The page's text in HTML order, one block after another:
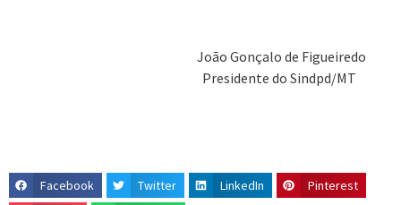
João Gonçalo de Figueiredo
Presidente do Sindpd/MT
Facebook Twitter LinkedIn
Pinterest